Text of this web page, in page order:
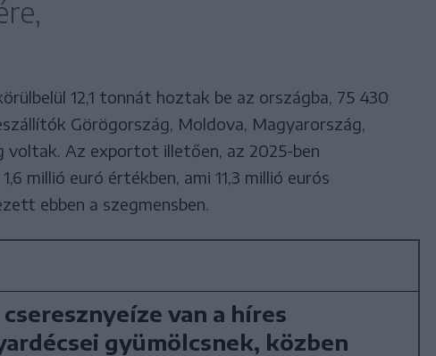
12,1 tonnát hoztak be az országba, 75 430
Görögország, Moldova, Magyarország,
voltak. Az exportot illetően, az 2025-ben
millió euró értékben, ami 11,3 millió eurós
ebben a szegmensben.
cseresznyeíze van a híres
gyümölcsnek, közben